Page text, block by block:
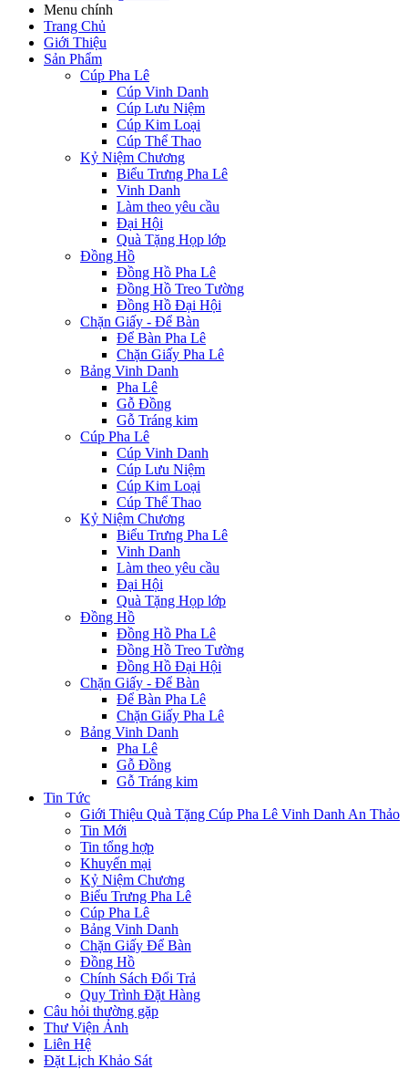
Menu chính
Trang Chủ
Giới Thiệu
Sản Phẩm
Cúp Pha Lê
Cúp Vinh Danh
Cúp Lưu Niệm
Cúp Kim Loại
Cúp Thể Thao
Kỷ Niệm Chương
Biểu Trưng Pha Lê
Vinh Danh
Làm theo yêu cầu
Đại Hội
Quà Tặng Họp lớp
Đồng Hồ
Đồng Hồ Pha Lê
Đồng Hồ Treo Tường
Đồng Hồ Đại Hội
Chặn Giấy - Để Bàn
Để Bàn Pha Lê
Chặn Giấy Pha Lê
Bảng Vinh Danh
Pha Lê
Gỗ Đồng
Gỗ Tráng kim
Cúp Pha Lê
Cúp Vinh Danh
Cúp Lưu Niệm
Cúp Kim Loại
Cúp Thể Thao
Kỷ Niệm Chương
Biểu Trưng Pha Lê
Vinh Danh
Làm theo yêu cầu
Đại Hội
Quà Tặng Họp lớp
Đồng Hồ
Đồng Hồ Pha Lê
Đồng Hồ Treo Tường
Đồng Hồ Đại Hội
Chặn Giấy - Để Bàn
Để Bàn Pha Lê
Chặn Giấy Pha Lê
Bảng Vinh Danh
Pha Lê
Gỗ Đồng
Gỗ Tráng kim
Tin Tức
Giới Thiệu Quà Tặng Cúp Pha Lê Vinh Danh An Thảo
Tin Mới
Tin tổng hợp
Khuyến mại
Kỷ Niệm Chương
Biểu Trưng Pha Lê
Cúp Pha Lê
Bảng Vinh Danh
Chặn Giấy Để Bàn
Đồng Hồ
Chính Sách Đổi Trả
Quy Trình Đặt Hàng
Câu hỏi thường gặp
Thư Viện Ảnh
Liên Hệ
Đặt Lịch Khảo Sát